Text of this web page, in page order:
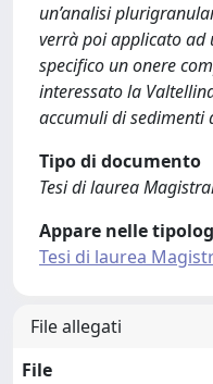
un’analisi
verrà poi applicato ad
specifico un onere
interessato la
accumuli di sedimenti
Tipo di documento
Tesi di laurea
Appare nelle
Tesi di laurea
File allegati
File